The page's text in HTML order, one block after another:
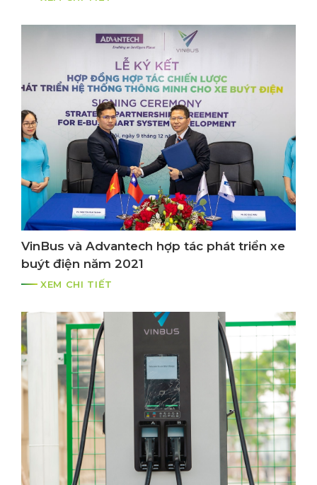
VinBus và Advantech hợp tác phát triển xe
buýt điện năm 2021
XEM CHI TIẾT